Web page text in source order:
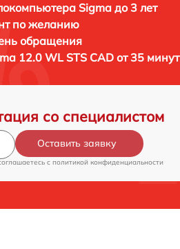
Sigma до 3 лет
по желанию
обращения
12.0 WL STS CAD от 35 минут
со специалистом
Оставить заявку
c политикой конфиденциальности